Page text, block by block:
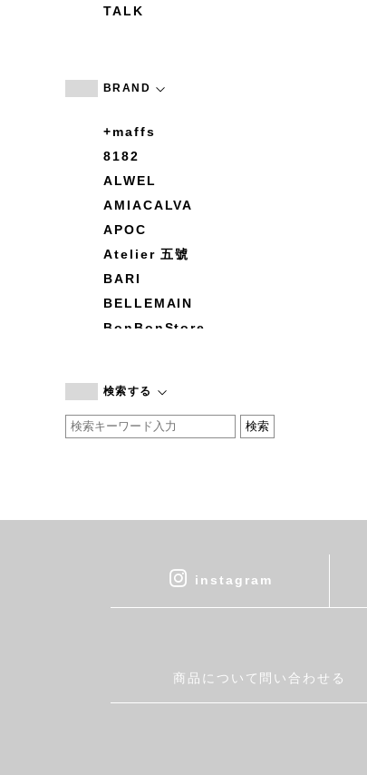
TALK
BRAND
+maffs
8182
ALWEL
AMIACALVA
APOC
Atelier 五號
BARI
BELLEMAIN
BonBonStore
by basics
CATWORTH
cohan
DEAN & DELUCA
Fatima Morocco
検索する
instagram
商品について問い合わせる